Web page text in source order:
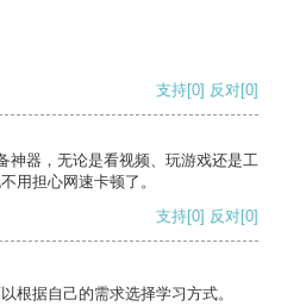
支持[0] 反对[0]
神器，无论是看视频、玩游戏还是工
用担心网速卡顿了。
支持[0] 反对[0]
根据自己的需求选择学习方式。